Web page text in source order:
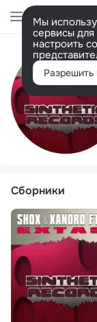
Мы
сервисы для
настроить
Разрешить
Сборники